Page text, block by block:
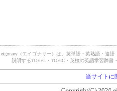
eigonary（エイゴナリー）は、英単語・英熟語・連
説明するTOEFL・TOEIC・英検の英語学習辞書
当サイトに